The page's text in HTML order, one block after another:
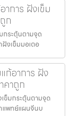
การ ฝังเข็ม
ก
กระตุ้นตามจุด
ฝังเข็มมอเตอ
ก้อาการ ฝัง
คาถูก
ข็มกระตุ้นตามจุด
แพทย์แผนจีนบ